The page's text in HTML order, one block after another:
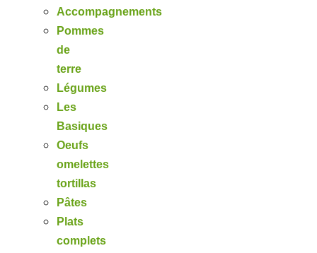
Accompagnements
Pommes
de
terre
Légumes
Les
Basiques
Oeufs
omelettes
tortillas
Pâtes
Plats
complets